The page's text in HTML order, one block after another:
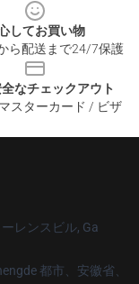
してお買い物
ら配送まで24/7保護
なチェックアウト
スターカード / ビザ
レンスビル, Ga
都市、安徽省、